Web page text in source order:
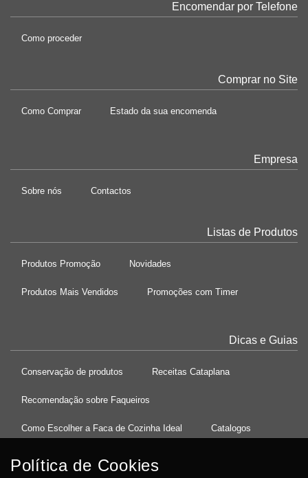
Encomendar por Telefone
Como proceder
Comprar no Site
Como Comprar Estado da sua encomenda
Empresa
Sobre nós Contactos
Listas de Produtos
Produtos Promoção Novidades
Produtos Mais Vendidos Promoções com Timer
Dicas e Guias
Conservação de produtos Receitas Cataplana
Recomendação sobre Faqueiros
Como Escolher a Faca de Cozinha Ideal Catalogos
Política de Cookies